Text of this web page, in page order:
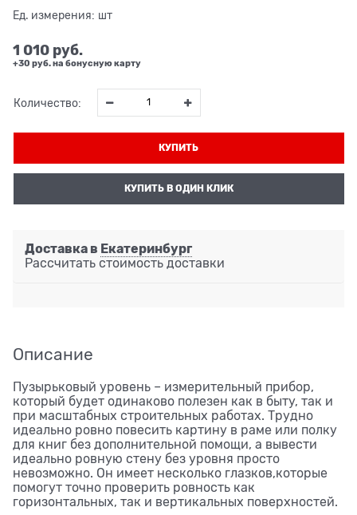
Ед. измерения: шт
1 010 руб.
+30 руб. на бонусную карту
Количество:
КУПИТЬ
КУПИТЬ В ОДИН КЛИК
Доставка в Екатеринбург
Рассчитать стоимость доставки
Описание
Пузырьковый уровень – измерительный прибор,
который будет одинаково полезен как в быту, так и
при масштабных строительных работах. Трудно
идеально ровно повесить картину в раме или полку
для книг без дополнительной помощи, а вывести
идеально ровную стену без уровня просто
невозможно. Он имеет несколько глазков,которые
помогут точно проверить ровность как
горизонтальных, так и вертикальных поверхностей.